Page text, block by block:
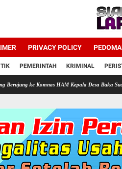
PRIVACY POLICY
PEMERINTAH KRIMINAL
HAM Kepala Desa Buka Suara